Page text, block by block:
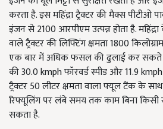
करता है. इस महिंद्रा ट्रैक्टर की मैक्स
इंजन से 2100 आरपीएम उत्पन्न होता है.
वाले ट्रैक्टर की लिफ्टिंग क्षमता 1800
एक बार में अधिक फसल की ढुलाई कर सकते
की 30.0 kmph फॉरवर्ड स्पीड और 11.9 kmph
ट्रैक्टर 50 लीटर क्षमता वाला फ्यूल टैंक के
रिफ्यूलिंग पर लंबे समय तक काम बिना
सकता है.